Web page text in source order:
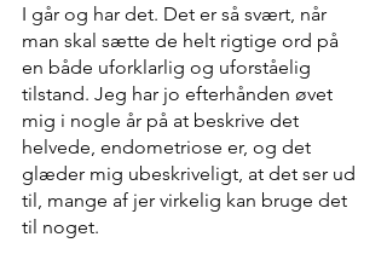
I går og har det. Det er så svært, når
man skal sætte de helt rigtige ord på
en både uforklarlig og uforståelig
tilstand. Jeg har jo efterhånden øvet
mig i nogle år på at beskrive det
helvede, endometriose er, og det
glæder mig ubeskriveligt, at det ser ud
til, mange af jer virkelig kan bruge det
til noget.